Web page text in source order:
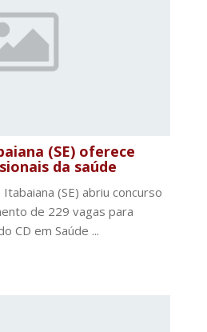
(SE) oferece
da saúde
(SE) abriu concurso
de 229 vagas para
CD em Saúde ...